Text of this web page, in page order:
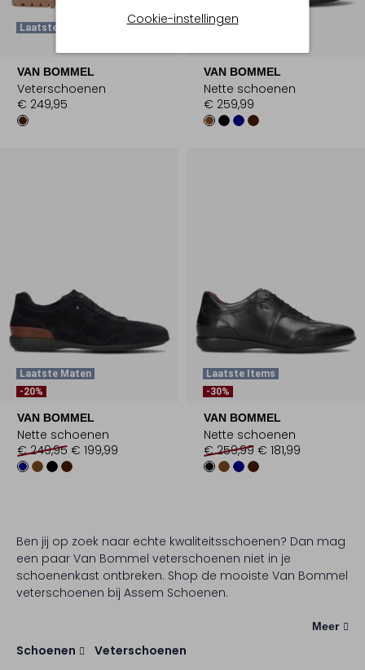
Cookie-instellingen
Laatste Item
VAN BOMMEL
Veterschoenen
€ 249,95
Laatste Items
VAN BOMMEL
Nette schoenen
€ 259,99
Laatste Maten
-20%
VAN BOMMEL
Nette schoenen
€ 249,95 € 199,99
Laatste Items
-30%
VAN BOMMEL
Nette schoenen
€ 259,99 € 181,99
Ben jij op zoek naar echte kwaliteitsschoenen? Dan mag
een paar Van Bommel veterschoenen niet in je
schoenenkast ontbreken. Shop de mooiste Van Bommel
veterschoenen bij Assem Schoenen.
Meer
Schoenen Veterschoenen